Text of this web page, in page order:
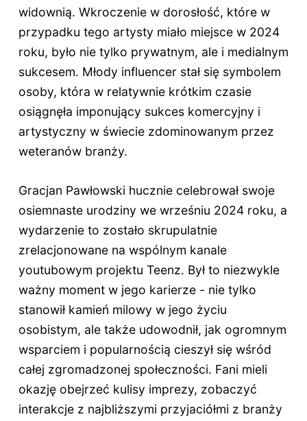
widownią. Wkroczenie w dorosłość, które w
przypadku tego artysty miało miejsce w 2024
roku, było nie tylko prywatnym, ale i medialnym
sukcesem. Młody influencer stał się symbolem
osoby, która w relatywnie krótkim czasie
osiągnęła imponujący sukces komercyjny i
artystyczny w świecie zdominowanym przez
weteranów branży.
Gracjan Pawłowski hucznie celebrował swoje
osiemnaste urodziny we wrześniu 2024 roku, a
wydarzenie to zostało skrupulatnie
zrelacjonowane na wspólnym kanale
youtubowym projektu Teenz. Był to niezwykle
ważny moment w jego karierze - nie tylko
stanowił kamień milowy w jego życiu
osobistym, ale także udowodnił, jak ogromnym
wsparciem i popularnością cieszył się wśród
całej zgromadzonej społeczności. Fani mieli
okazję obejrzeć kulisy imprezy, zobaczyć
interakcje z najbliższymi przyjaciółmi z branży